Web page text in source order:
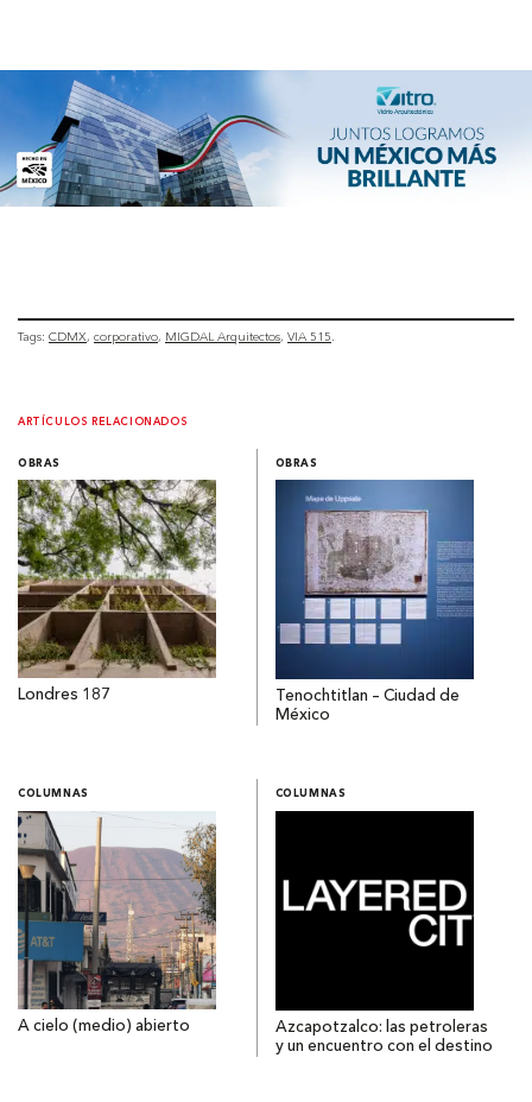
Tags: CDMX corporativo MIGDAL Arquitectos VIA 515
ARTÍCULOS RELACIONADOS
OBRAS
Londres 187
OBRAS
Tenochtitlan – Ciudad de
México
COLUMNAS
A cielo (medio) abierto
COLUMNAS
Azcapotzalco: las petroleras
y un encuentro con el destino